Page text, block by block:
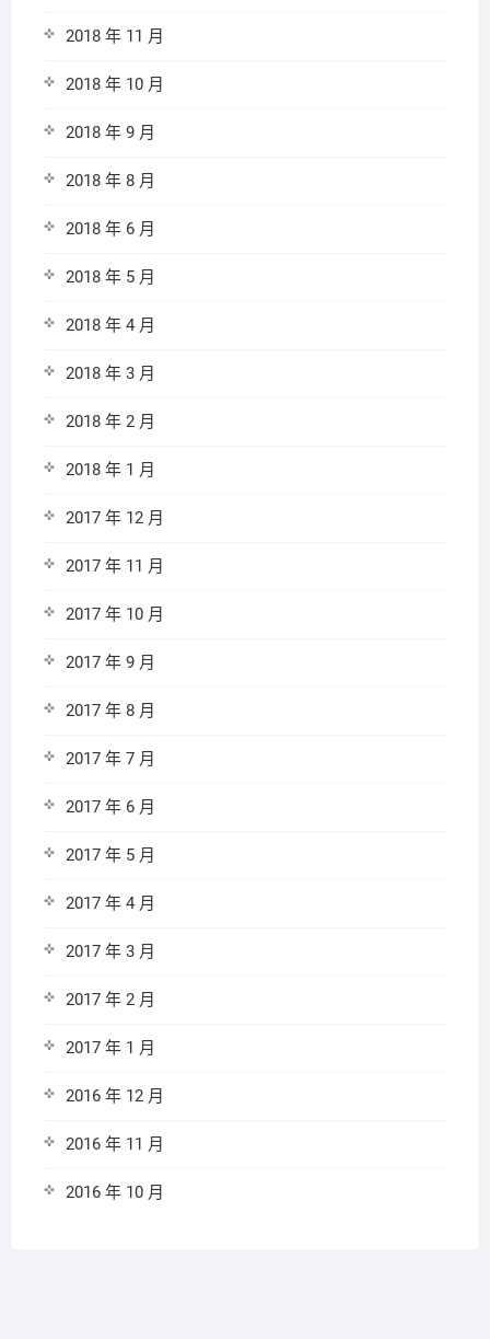
2018 年 11 月
2018 年 10 月
2018 年 9 月
2018 年 8 月
2018 年 6 月
2018 年 5 月
2018 年 4 月
2018 年 3 月
2018 年 2 月
2018 年 1 月
2017 年 12 月
2017 年 11 月
2017 年 10 月
2017 年 9 月
2017 年 8 月
2017 年 7 月
2017 年 6 月
2017 年 5 月
2017 年 4 月
2017 年 3 月
2017 年 2 月
2017 年 1 月
2016 年 12 月
2016 年 11 月
2016 年 10 月